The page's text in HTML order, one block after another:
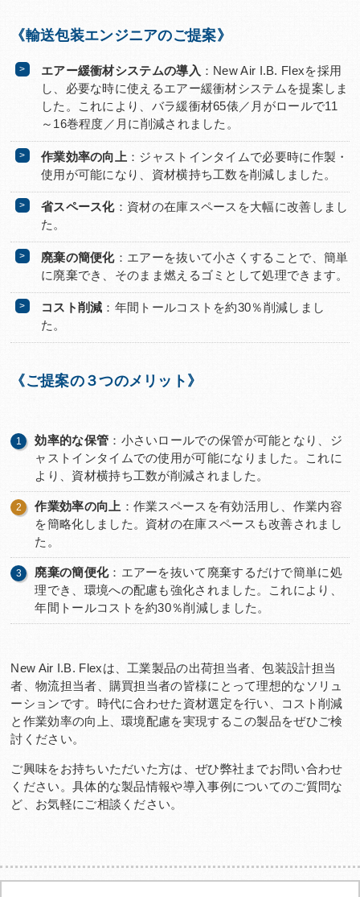
《輸送包装エンジニアのご提案》
エアー緩衝材システムの導入 ：New Air I.B. Flexを採用
し、必要な時に使えるエアー緩衝材システムを提案しま
した。これにより、バラ緩衝材65俵／月がロールで11
～16巻程度／月に削減されました。
作業効率の向上 ：ジャストインタイムで必要時に作製・
使用が可能になり、資材横持ち工数を削減しました。
省スペース化：資材の在庫スペースを大幅に改善しまし
た。
廃棄の簡便化：エアーを抜いて小さくすることで、簡単
に廃棄でき、そのまま燃えるゴミとして処理できます。
コスト削減 ：年間トールコストを約30％削減しまし
た。
《ご提案の３つのメリット》
効率的な保管 ：小さいロールでの保管が可能となり、ジ
ャストインタイムでの使用が可能になりました。これに
より、資材横持ち工数が削減されました。
作業効率の向上 ：作業スペースを有効活用し、作業内容
を簡略化しました。資材の在庫スペースも改善されまし
た。
廃棄の簡便化：エアーを抜いて廃棄するだけで簡単に処
理でき、環境への配慮も強化されました。これにより、
年間トールコストを約30％削減しました。
New Air I.B. Flexは、工業製品の出荷担当者、包装設計担当
者、物流担当者、購買担当者の皆様にとって理想的なソリュ
ーションです。時代に合わせた資材選定を行い、コスト削減
と作業効率の向上、環境配慮を実現するこの製品をぜひご検
討ください。
ご興味をお持ちいただいた方は、ぜひ弊社までお問い合わせ
ください。具体的な製品情報や導入事例についてのご質問な
ど、お気軽にご相談ください。